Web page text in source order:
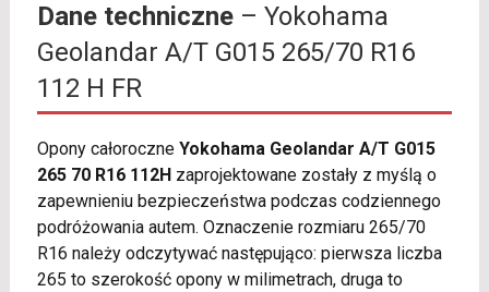
Dane techniczne– Yokohama
Geolandar A/T G015 265/70 R16
112 H FR
Opony całoroczne Yokohama Geolandar A/T G015
265 70 R16 112Hzaprojektowane zostały z myślą o
zapewnieniu bezpieczeństwa podczas codziennego
podróżowania autem. Oznaczenie rozmiaru 265/70
R16 należy odczytywać następująco: pierwsza liczba
265 to szerokość opony w milimetrach, druga to